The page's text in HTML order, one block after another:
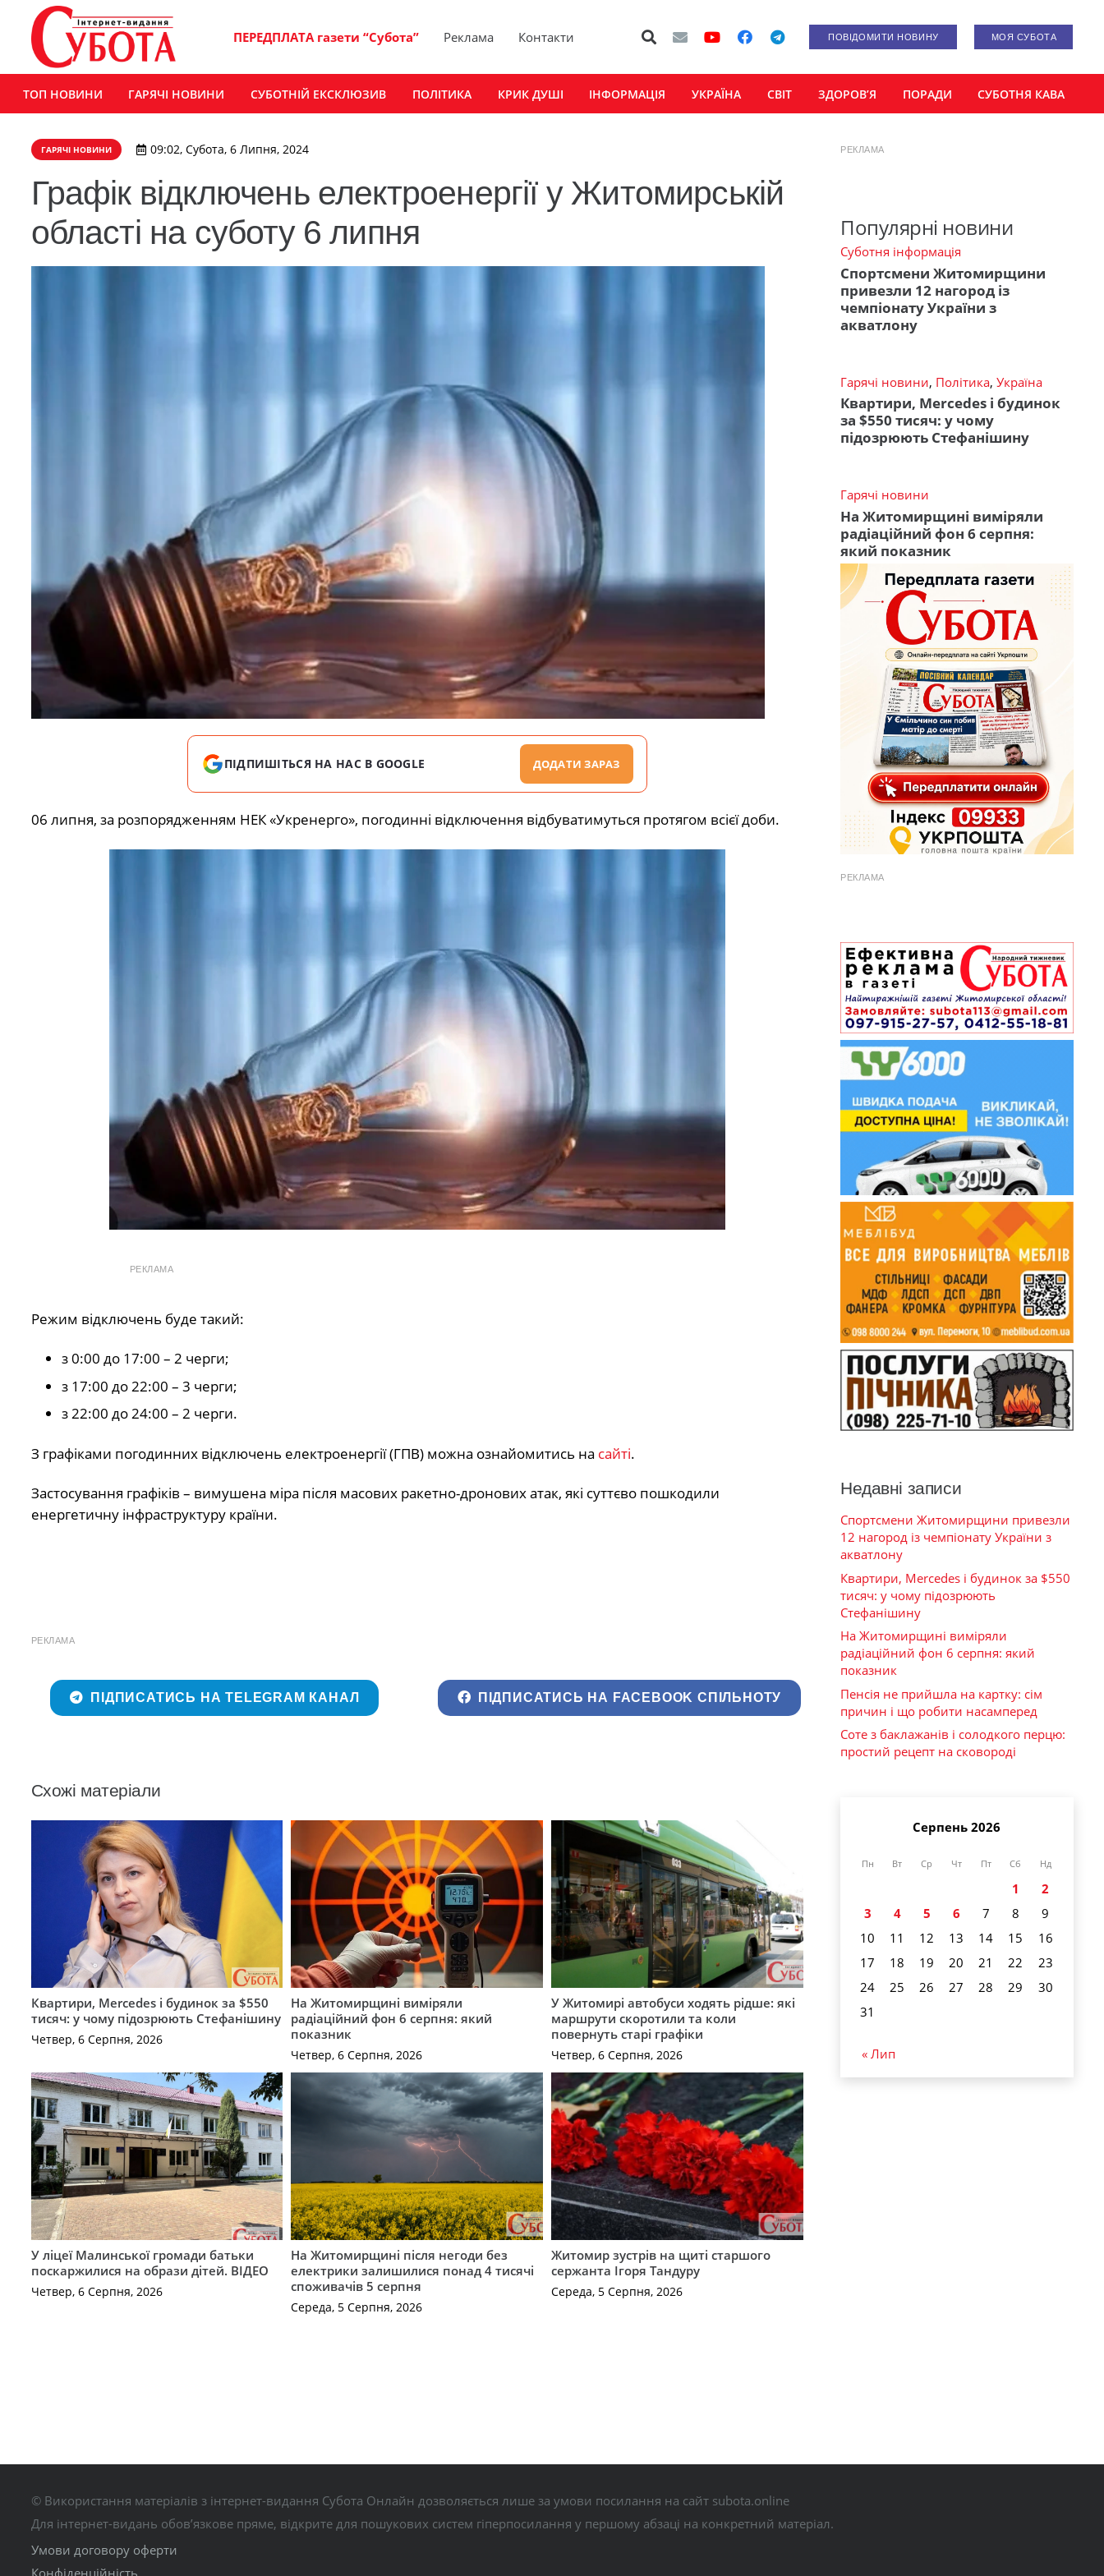
ПЕРЕДПЛАТА газети “Субота” Реклама Контакти ПОВІДОМИТИ НОВИНУ МОЯ СУБОТА
ТОП НОВИНИ ГАРЯЧІ НОВИНИ СУБОТНІЙ ЕКСКЛЮЗИВ ПОЛІТИКА КРИК ДУШІ ІНФОРМАЦІЯ УКРАЇНА СВІТ ЗДОРОВ’Я ПОРАДИ СУБОТНЯ КАВА
ГАРЯЧІ НОВИНИ 09:02, Субота, 6 Липня, 2024
Графік відключень електроенергії у Житомирській
області на суботу 6 липня
ПІДПИШІТЬСЯ НА НАС В GOOGLE ДОДАТИ ЗАРАЗ
06 липня, за розпорядженням НЕК «Укренерго», погодинні відключення відбуватимуться протягом всієї доби.
РЕКЛАМА
Режим відключень буде такий:
з 0:00 до 17:00 – 2 черги;
з 17:00 до 22:00 – 3 черги;
з 22:00 до 24:00 – 2 черги.
З графіками погодинних відключень електроенергії (ГПВ) можна ознайомитись на сайті.
Застосування графіків – вимушена міра після масових ракетно-дронових атак, які суттєво пошкодили
енергетичну інфраструктуру країни.
РЕКЛАМА
ПІДПИСАТИСЬ НА TELEGRAM КАНАЛ ПІДПИСАТИСЬ НА FACEBOOK СПІЛЬНОТУ
Схожі матеріали
Квартири, Mercedes і будинок за $550
тисяч: у чому підозрюють Стефанішину
Четвер, 6 Серпня, 2026
На Житомирщині виміряли
радіаційний фон 6 серпня: який
показник
Четвер, 6 Серпня, 2026
У Житомирі автобуси ходять рідше: які
маршрути скоротили та коли
повернуть старі графіки
Четвер, 6 Серпня, 2026
У ліцеї Малинської громади батьки
поскаржилися на образи дітей. ВІДЕО
Четвер, 6 Серпня, 2026
На Житомирщині після негоди без
електрики залишилися понад 4 тисячі
споживачів 5 серпня
Середа, 5 Серпня, 2026
Житомир зустрів на щиті старшого
сержанта Ігоря Тандуру
Середа, 5 Серпня, 2026
РЕКЛАМА
Популярні новини
Суботня інформація
Спортсмени Житомирщини
привезли 12 нагород із
чемпіонату України з
акватлону
Гарячі новини, Політика, Україна
Квартири, Mercedes і будинок
за $550 тисяч: у чому
підозрюють Стефанішину
Гарячі новини
На Житомирщині виміряли
радіаційний фон 6 серпня:
який показник
РЕКЛАМА
Недавні записи
Спортсмени Житомирщини привезли
12 нагород із чемпіонату України з
акватлону
Квартири, Mercedes і будинок за $550
тисяч: у чому підозрюють
Стефанішину
На Житомирщині виміряли
радіаційний фон 6 серпня: який
показник
Пенсія не прийшла на картку: сім
причин і що робити насамперед
Соте з баклажанів і солодкого перцю:
простий рецепт на сковороді
Серпень 2026
Пн Вт Ср Чт Пт Сб Нд
1
2
3
4 5 6 7 8
9
10
11 12 13 14 15
16
17
18 19 20 21 22
23
24
25 26 27 28 29
30
31
« Лип
© Використання матеріалів з інтернет-видання Субота Онлайн дозволяється лише за умови посилання на сайт subota.online
Для інтернет-видань обов’язкове пряме, відкрите для пошукових систем гіперпосилання у першому абзаці на конкретний матеріал.
Умови договору оферти